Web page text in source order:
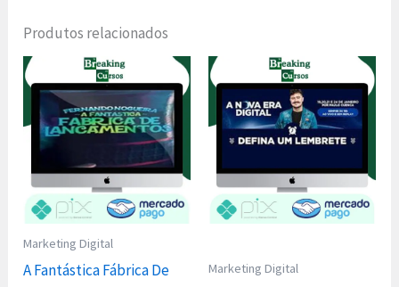
Produtos relacionados
Marketing Digital
A Fantástica Fábrica De
Marketing Digital